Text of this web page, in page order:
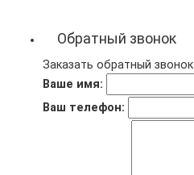
Обратный звонок
Заказать обратный звонок
Ваше имя:
Ваш телефон: